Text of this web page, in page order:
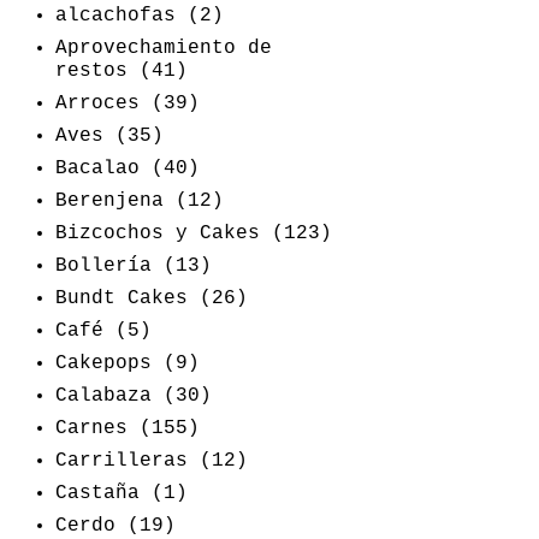
alcachofas
(2)
Aprovechamiento de
restos
(41)
Arroces
(39)
Aves
(35)
Bacalao
(40)
Berenjena
(12)
Bizcochos y Cakes
(123)
Bollería
(13)
Bundt Cakes
(26)
Café
(5)
Cakepops
(9)
Calabaza
(30)
Carnes
(155)
Carrilleras
(12)
Castaña
(1)
Cerdo
(19)